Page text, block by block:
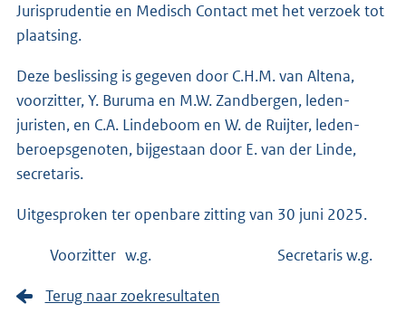
Jurisprudentie en Medisch Contact met het verzoek tot
plaatsing.
Deze beslissing is gegeven door C.H.M. van Altena,
voorzitter, Y. Buruma en M.W. Zandbergen, leden-
juristen, en C.A. Lindeboom en W. de Ruijter, leden-
beroepsgenoten, bijgestaan door E. van der Linde,
secretaris.
Uitgesproken ter openbare zitting van 30 juni 2025.
Voorzitter w.g. Secretaris w.g.
Terug naar zoekresultaten